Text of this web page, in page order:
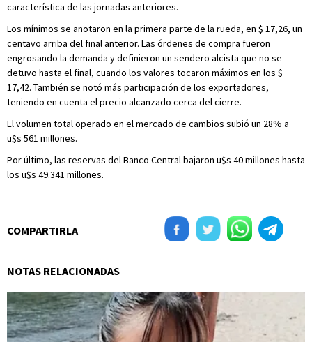
característica de las jornadas anteriores.
Los mínimos se anotaron en la primera parte de la rueda, en $ 17,26, un
centavo arriba del final anterior. Las órdenes de compra fueron
engrosando la demanda y definieron un sendero alcista que no se
detuvo hasta el final, cuando los valores tocaron máximos en los $
17,42. También se notó más participación de los exportadores,
teniendo en cuenta el precio alcanzado cerca del cierre.
El volumen total operado en el mercado de cambios subió un 28% a
u$s 561 millones.
Por último, las reservas del Banco Central bajaron u$s 40 millones hasta
los u$s 49.341 millones.
COMPARTIRLA
NOTAS RELACIONADAS